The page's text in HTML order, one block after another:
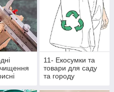
11- Екосумки та
товари для саду
та городу